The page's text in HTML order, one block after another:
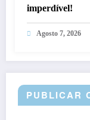
imperdível!
Agosto 7, 2026
PUBLICAR